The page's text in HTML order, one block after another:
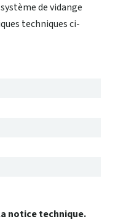
de vidange
techniques ci-
notice technique.